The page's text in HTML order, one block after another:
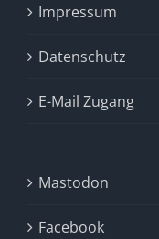
Impressum
Datenschutz
E-Mail Zugang
Mastodon
Facebook